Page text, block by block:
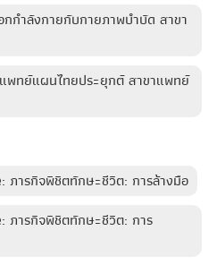
กำลังกายกับกายภาพบำบัด สาขา
พทย์แผนไทยประยุกต์ สาขาแพทย์
ภารกิจพิชิตทักษะชีวิต: การล้างมือ
ภารกิจพิชิตทักษะชีวิต: การ